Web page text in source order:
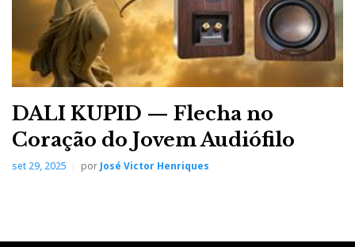
DALI KUPID — Flecha no
Coração do Jovem Audiófilo
set 29, 2025 por José Victor Henriques